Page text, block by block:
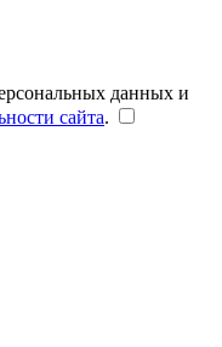
данных и
сайта.